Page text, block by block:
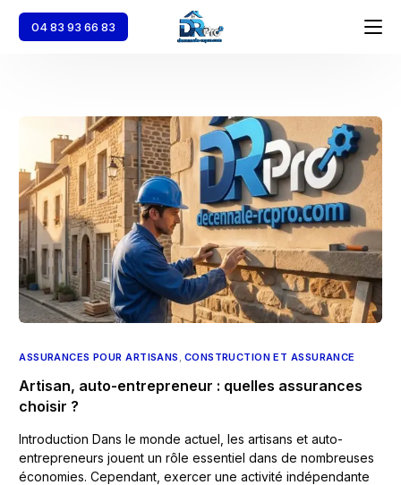
04 83 93 66 83
ASSURANCES POUR ARTISANS , CONSTRUCTION ET ASSURANCE
Artisan, auto-entrepreneur : quelles assurances
choisir ?
Introduction Dans le monde actuel, les artisans et auto-
entrepreneurs jouent un rôle essentiel dans de nombreuses
économies. Cependant, exercer une activité indépendante
Décennale
Dommages Ouvrage
Responsabilité Civile Professionnelle
Multirisque Pro